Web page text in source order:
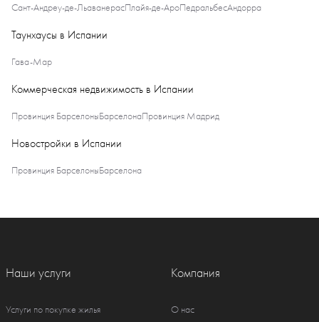
Сант-Андреу-де-ЛьаванерасПлайя-де-АроПедральбесАндорра
Таунхаусы в Испании
Гава-Мар
Коммерческая недвижимость в Испании
Провинция БарселоныБарселонаПровинция Мадрид
Новостройки в Испании
Провинция БарселоныБарселона
Наши услуги
Услуги по покупке жилья
Компания
О нас